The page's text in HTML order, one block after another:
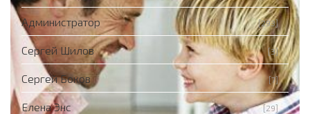
Администратор [293]
Сергей Шилов [3]
Сергей Боков [7]
Елена Энс [29]